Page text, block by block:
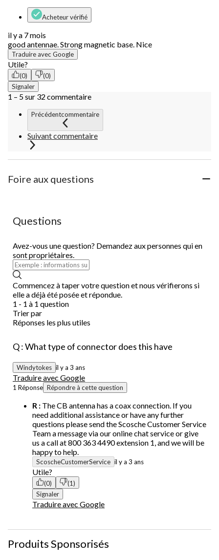
Acheteur vérifié
il y a 7 mois
good antennae. Strong magnetic base. Nice
Traduire avec Google
Utile?
(0)
(0)
Signaler
1 – 5 sur 32 commentaire
Précédentcommentaire
Suivant commentaire
Foire aux questions
Questions
Avez-vous une question? Demandez aux personnes qui en
sont propriétaires.
Commencez à taper votre question et nous vérifierons si
elle a déjà été posée et répondue.
1 - 1 à 1 question
Trier par
Réponses les plus utiles
Q : What type of connector does this have
Windytokes il y a 3 ans
Traduire avec Google
1 Réponse Répondre à cette question
R : The CB antenna has a coax connection. If you
need additional assistance or have any further
questions please send the Scosche Customer Service
Team a message via our online chat service or give
us a call at 800 363 4490 extension 1, and we will be
happy to help.
ScoscheCustomerService il y a 3 ans
Utile?
(0)
(1)
Signaler
Traduire avec Google
Produits Sponsorisés